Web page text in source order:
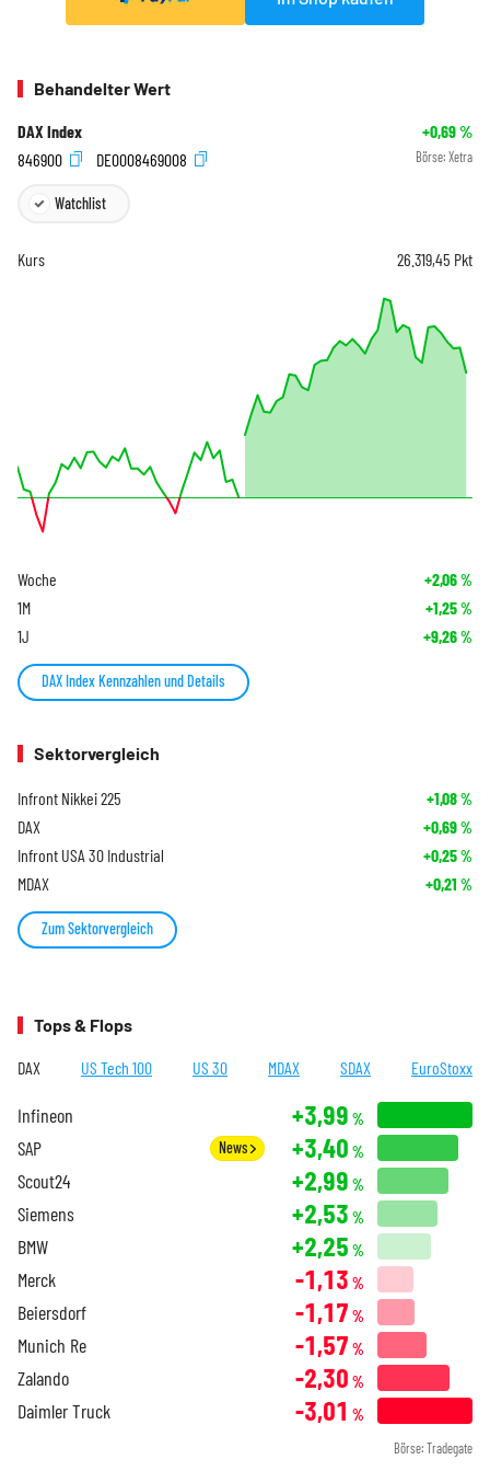
Behandelter Wert
DAX Index +0,69%
846900
DE0008469008 Börse: Xetra
Watchlist
Kurs 26.319,45 Pkt
Woche +2,06%
1M +1,25%
1J +9,26%
DAX Index Kennzahlen und Details
Sektorvergleich
Infront Nikkei 225 +1,08%
DAX +0,69%
Infront USA 30 Industrial +0,25%
MDAX +0,21 %
Zum Sektorvergleich
Tops & Flops
DAX US Tech 100 US 30 MDAX SDAX EuroStoxx
Infineon +3,99 %
SAP News +3,40 %
Scout24 +2,99 %
Siemens +2,53 %
BMW +2,25 %
Merck -1,13 %
Beiersdorf -1,17 %
Munich Re -1,57 %
Zalando -2,30 %
Daimler Truck -3,01 %
Börse: Tradegate